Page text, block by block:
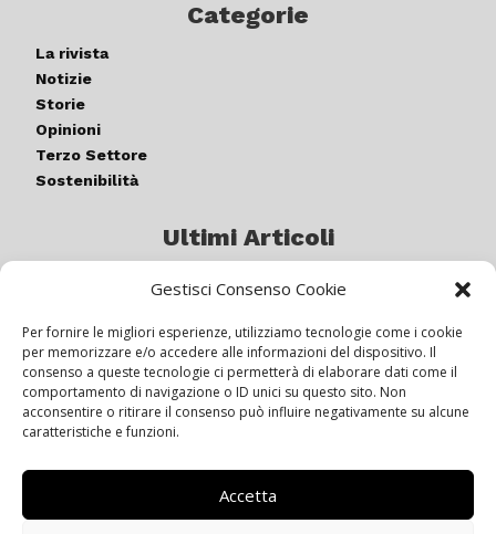
Gestisci Consenso Cookie
Per fornire le migliori esperienze, utilizziamo tecnologie come i cookie
per memorizzare e/o accedere alle informazioni del dispositivo. Il
consenso a queste tecnologie ci permetterà di elaborare dati come il
comportamento di navigazione o ID unici su questo sito. Non
acconsentire o ritirare il consenso può influire negativamente su alcune
caratteristiche e funzioni.
Accetta
Categorie
La rivista
Notizie
Storie
Opinioni
Terzo Settore
Sostenibilità
Ultimi Articoli
Germogli di luce: al via la quinta
IL BEER GARDEN CON IL GIALLONE
Siamo pronti a navigare “contro